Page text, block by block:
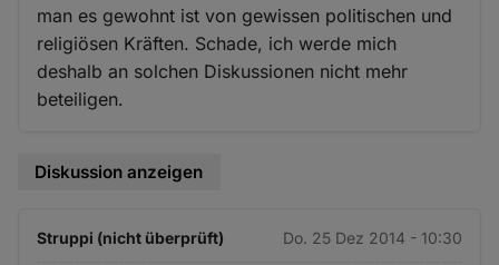
man es gewohnt ist von gewissen politischen und
religiösen Kräften. Schade, ich werde mich
deshalb an solchen Diskussionen nicht mehr
beteiligen.
Diskussion anzeigen
Struppi (nicht überprüft) Do. 25 Dez 2014 - 10:30